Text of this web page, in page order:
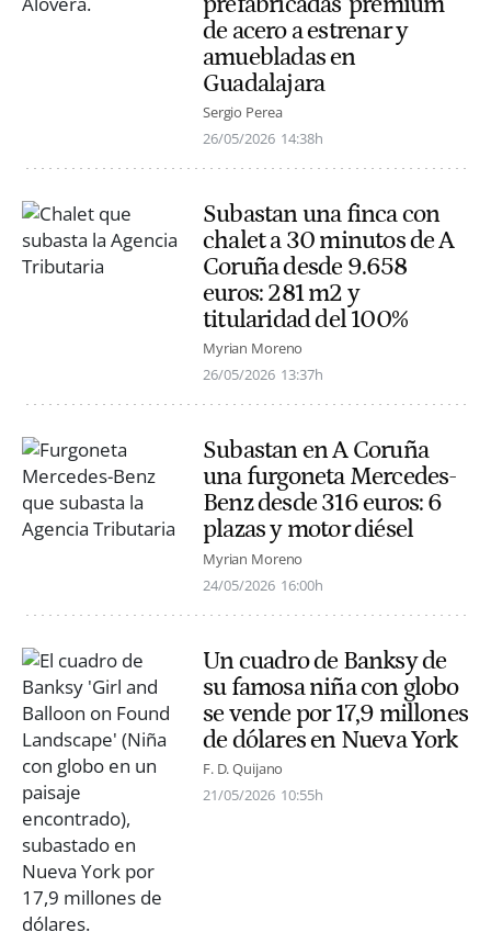
de acero a estrenar y
amuebladas en
Guadalajara
Sergio Perea
26/05/2026 14:38h
Subastan una finca con
chalet a 30 minutos de A
Coruña desde 9.658
euros: 281 m2 y
titularidad del 100%
Myrian Moreno
26/05/2026 13:37h
Subastan en A Coruña
una furgoneta Mercedes-
Benz desde 316 euros: 6
plazas y motor diésel
Myrian Moreno
24/05/2026 16:00h
Un cuadro de Banksy de
su famosa niña con globo
se vende por 17,9 millones
de dólares en Nueva York
F. D. Quijano
21/05/2026 10:55h